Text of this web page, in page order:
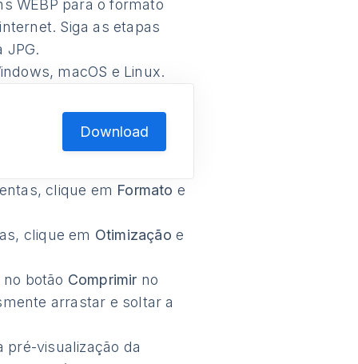
WEBP para o formato
Siga as etapas
JPG.
macOS e Linux.
Download
clique em Formato e
clique em Otimização e
botão Comprimir no
arrastar e soltar a
visualização da